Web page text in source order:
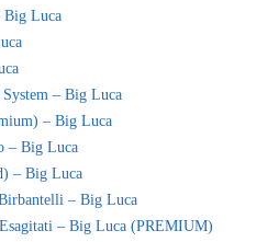
Big Luca
System – Big Luca
– Big Luca
– Big Luca
– Big Luca
– Big Luca
– Big Luca (PREMIUM)